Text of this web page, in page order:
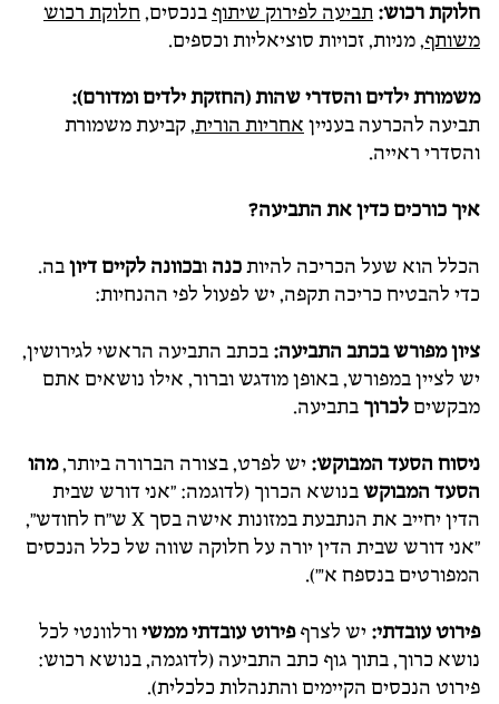
חלוקת רכוש: תביעה לפירוק שיתוף בנכסים, חלוקת רכוש
משותף, מניות, זכויות סוציאליות וכספים.
משמורת ילדים והסדרי שהות (החזקת ילדים ומדורם):
תביעה להכרעה בעניין אחריות הורית, קביעת משמורת
והסדרי ראייה.
איך כורכים כדין את התביעה?
הכלל הוא שעל הכריכה להיותכנה ובכוונה לקיים דיוןבה.
כדי להבטיח כריכה תקפה, יש לפעול לפי ההנחיות:
ציון מפורש בכתב התביעה: בכתב התביעה הראשי לגירושין,
יש לציין במפורש, באופן מודגש וברור, אילו נושאים אתם
מבקשים לכרוך בתביעה.
ניסוח הסעד המבוקש: יש לפרט, בצורה הברורה ביותר,מהו
הסעד המבוקשבנושא הכרוך (לדוגמה: "אני דורש שבית
הדין יחייב את הנתבעת במזונות אישה בסך X ש"ח לחודש",
"אני דורש שבית הדין יורה על חלוקה שווה של כלל הנכסים
המפורטים בנספח א'").
פירוט עובדתי: יש לצרףפירוט עובדתי ממשיורלוונטי לכל
נושא כרוך, בתוך גוף כתב התביעה (לדוגמה, בנושא רכוש:
פירוט הנכסים הקיימים והתנהלות כלכלית).